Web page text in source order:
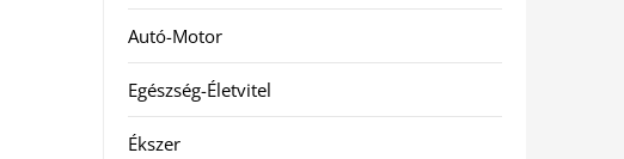
Autó-Motor
Egészség-Életvitel
Ékszer